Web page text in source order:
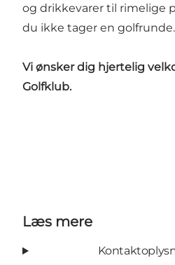
og drikkevarer til rimelige
du ikke tager en golfrunde.
Vi ønsker dig hjertelig
Golfklub.
Læs mere